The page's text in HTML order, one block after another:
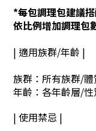
*每包調理包建議
依比例增加調理包
| 適用族群/年齡 |
族群：所有族群/體
年齡：各年齡層/
| 使用禁忌 |